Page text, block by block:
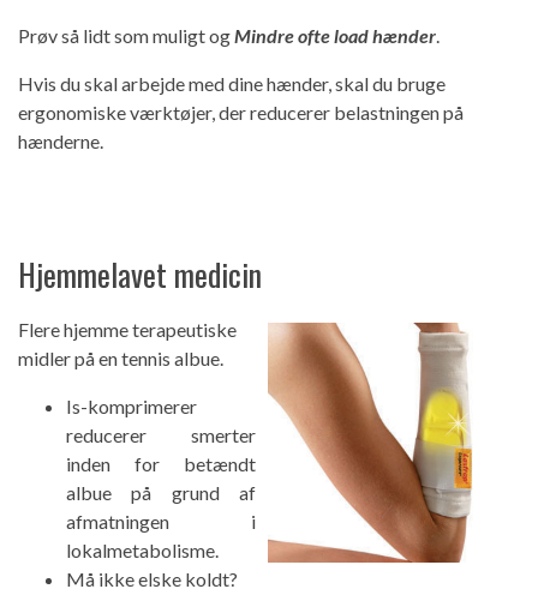
Prøv så lidt som muligt ogMindre ofte load hænder.
Hvis du skal arbejde med dine hænder, skal du bruge
ergonomiske værktøjer, der reducerer belastningen på
hænderne.
Hjemmelavet medicin
Flere hjemme terapeutiske
midler på en tennis albue.
Is-komprimerer
reducerer smerter
inden for betændt
albue på grund af
afmatningen i
lokalmetabolisme.
Må ikke elske koldt?